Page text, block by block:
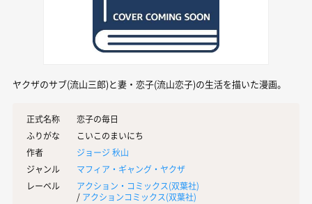
ヤクザのサブ(流山三郎)と妻・恋子(流山恋子)の生活を描いた漫画。
正式名称
恋子の毎日
ふりがな
こいこのまいにち
作者
ジョージ 秋山
ジャンル
マフィア・ギャング・ヤクザ
レーベル
アクション・コミックス(双葉社)
/ アクションコミックス(双葉社)